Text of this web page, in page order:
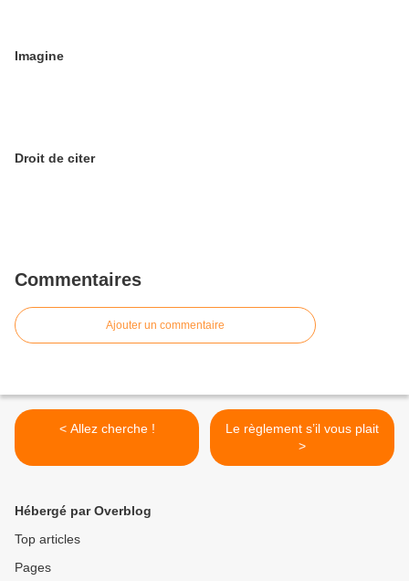
Imagine
Droit de citer
Commentaires
Ajouter un commentaire
< Allez cherche !
Le règlement s’il vous plait
>
Hébergé par Overblog
Top articles
Pages